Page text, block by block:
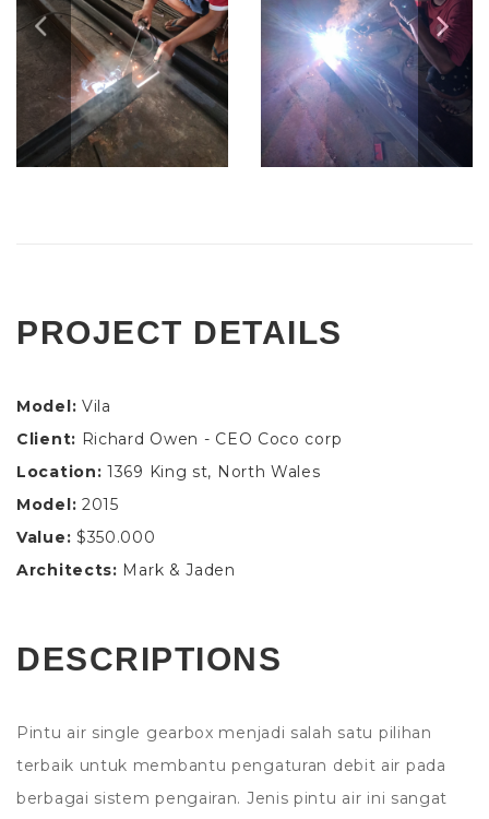
PROJECT DETAILS
Model: Vila
Client: Richard Owen - CEO Coco corp
Location: 1369 King st, North Wales
Model: 2015
Value: $350.000
Architects: Mark & Jaden
DESCRIPTIONS
Pintu air single gearbox menjadi salah satu pilihan
terbaik untuk membantu pengaturan debit air pada
berbagai sistem pengairan. Jenis pintu air ini sangat